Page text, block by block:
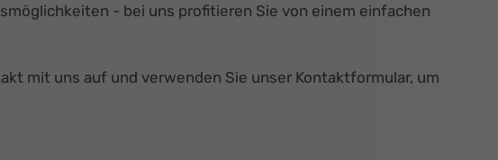
- bei uns profitieren Sie von einem einfachen
mit uns auf und verwenden Sie unser Kontaktformular, um